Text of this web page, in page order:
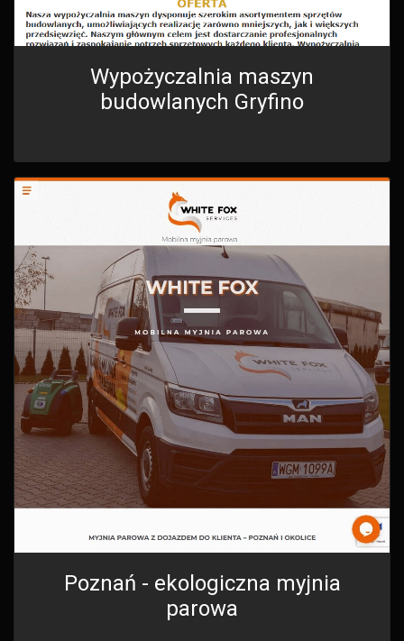
Wypożyczalnia maszyn
budowlanych Gryfino
Poznań - ekologiczna myjnia
parowa